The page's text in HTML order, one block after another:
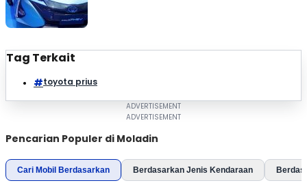
Tag Terkait
toyota prius
Pencarian Populer di Moladin
Cari Mobil Berdasarkan Berdasarkan Jenis Kendaraan